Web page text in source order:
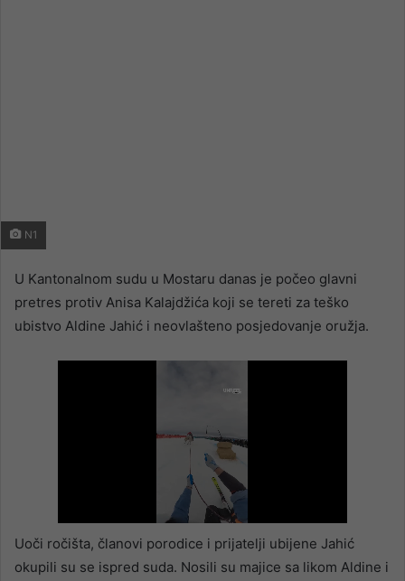
N1
U Kantonalnom sudu u Mostaru danas je počeo glavni
pretres protiv Anisa Kalajdžića koji se tereti za teško
ubistvo Aldine Jahić i neovlašteno posjedovanje oružja.
Uoči ročišta, članovi porodice i prijatelji ubijene Jahić
okupili su se ispred suda. Nosili su majice sa likom Aldine i